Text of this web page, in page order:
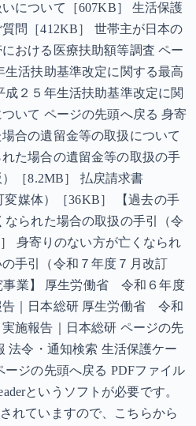
について［607KB］ 生活保護
問［412KB］ 世帯主が日本の
おける医療扶助額等調査 ペー
生活扶助基準改定に関する最高
２５年生活扶助基準改定に関
いて ページの先頭へ戻る 身寄
合の遺留金等の取扱について
た場合の遺留金等の取扱の手
［8.2MB］ 払戻請求書
変媒体）［36KB］ 【過去の手
られた場合の取扱の手引（令
身寄りのない方が亡くなられ
手引（令和７年度７月改訂
事業】 厚生労働省 令和６年度
｜日本総研 厚生労働省 令和
施報告｜日本総研 ページの先
法令・通知検索 生活保護ケー
ジの先頭へ戻る PDFファイル
というソフトが必要です。
れていますので、こちらから